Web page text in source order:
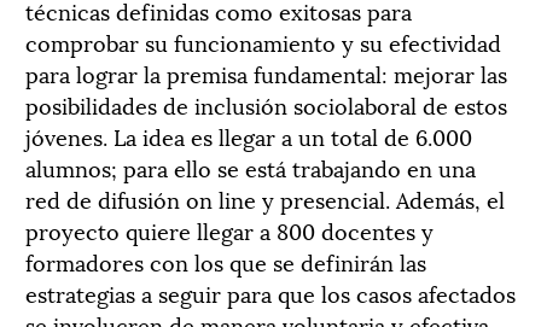
técnicas definidas como exitosas para
comprobar su funcionamiento y su efectividad
para lograr la premisa fundamental: mejorar las
posibilidades de inclusión sociolaboral de estos
jóvenes. La idea es llegar a un total de 6.000
alumnos; para ello se está trabajando en una
red de difusión on line y presencial. Además, el
proyecto quiere llegar a 800 docentes y
formadores con los que se definirán las
estrategias a seguir para que los casos afectados